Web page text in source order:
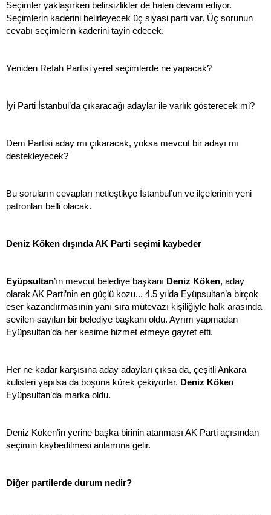
Seçimler yaklaşırken belirsizlikler de halen devam ediyor.
Seçimlerin kaderini belirleyecek üç siyasi parti var. Üç sorunun
cevabı seçimlerin kaderini tayin edecek.
Yeniden Refah Partisi yerel seçimlerde ne yapacak?
İyi Parti İstanbul’da çıkaracağı adaylar ile varlık gösterecek mi?
Dem Partisi aday mı çıkaracak, yoksa mevcut bir adayı mı
destekleyecek?
Bu soruların cevapları netleştikçe İstanbul’un ve ilçelerinin yeni
patronları belli olacak.
Deniz Köken dışında AK Parti seçimi kaybeder
Eyüpsultan’ın mevcut belediye başkanı Deniz Köken, aday
olarak AK Parti’nin en güçlü kozu... 4.5 yılda Eyüpsultan’a birçok
eser kazandırmasının yanı sıra mütevazı kişiliğiyle halk arasında
sevilen-sayılan bir belediye başkanı oldu. Ayrım yapmadan
Eyüpsultan’da her kesime hizmet etmeye gayret etti.
Her ne kadar karşısına aday adayları çıksa da, çeşitli Ankara
kulisleri yapılsa da boşuna kürek çekiyorlar. Deniz Köken
Eyüpsultan’da marka oldu.
Deniz Köken’in yerine başka birinin atanması AK Parti açısından
seçimin kaybedilmesi anlamına gelir.
Diğer partilerde durum nedir?